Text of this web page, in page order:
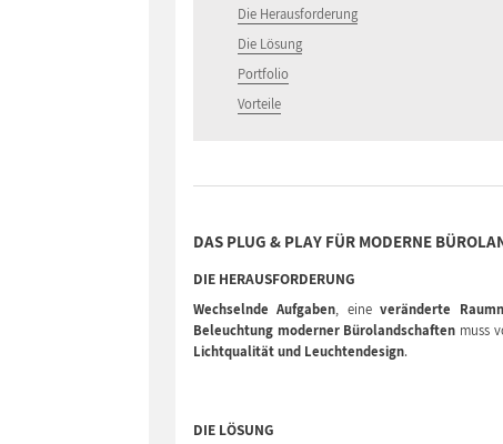
Die Herausforderung
Die Lösung
Portfolio
Vorteile
DAS PLUG & PLAY FÜR MODERNE
DIE HERAUSFORDERUNG
Wechselnde Aufgaben, eineveränderte
Beleuchtung moderner Bürolandschaften muss
Lichtqualität und Leuchtendesign.
DIE LÖSUNG